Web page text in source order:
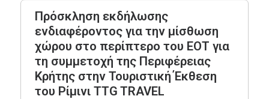
Πρόσκληση εκδήλωσης
ενδιαφέροντος για την μίσθωση
χώρου στο περίπτερο του ΕΟΤ για
τη συμμετοχή της Περιφέρειας
Κρήτης στην Τουριστική Έκθεση
του Ρίμινι TTG TRAVEL